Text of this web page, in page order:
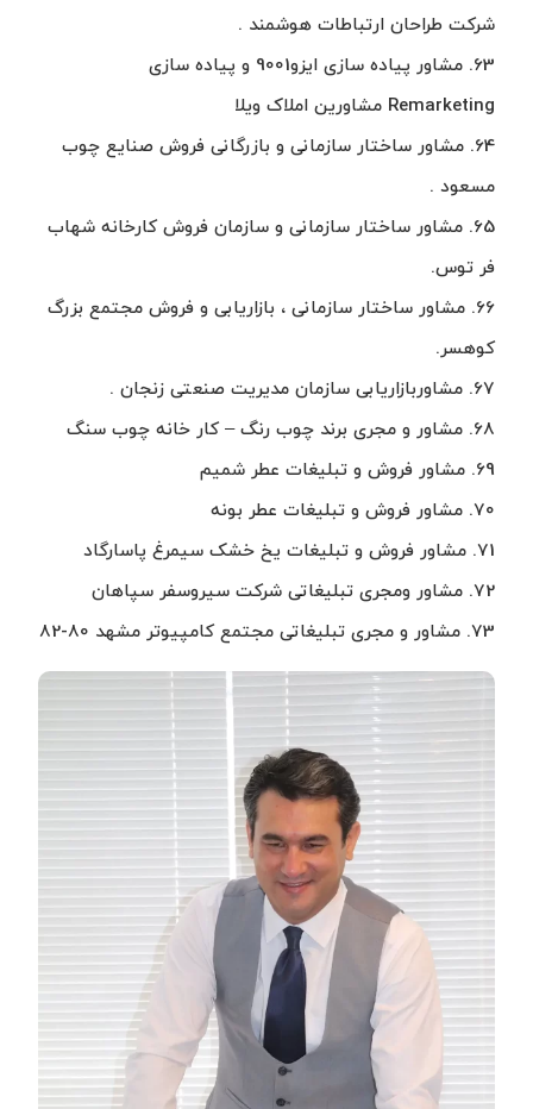
شرکت طراحان ارتباطات هوشمند .
63. مشاور پیاده سازی ایزو9001 و پیاده سازی
Remarketing مشاورین املاک ویلا
64. مشاور ساختار سازمانی و بازرگانی فروش صنایع چوب
مسعود .
65. مشاور ساختار سازمانی و سازمان فروش کارخانه شهاب
فر توس.
66. مشاور ساختار سازمانی ، بازاریابی و فروش مجتمع بزرگ
کوهسر.
67. مشاوربازاریابی سازمان مدیریت صنعتی زنجان .
68. مشاور و مجری برند چوب رنگ – کار خانه چوب سنگ
69. مشاور فروش و تبلیغات عطر شمیم
70. مشاور فروش و تبلیغات عطر بونه
71. مشاور فروش و تبلیغات یخ خشک سیمرغ پاسارگاد
72. مشاور ومجری تبلیغاتی شرکت سیروسفر سپاهان
73. مشاور و مجری تبلیغاتی مجتمع کامپیوتر مشهد 80-82